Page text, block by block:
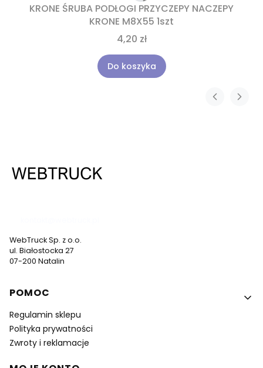
KRONE ŚRUBA PODŁOGI PRZYCZEPY NACZEPY
KRONE M8X55 1szt
4,20 zł
Do koszyka
WebTruck Sp. z o.o.
ul. Białostocka 27
07-200 Natalin
Linki w stopce
POMOC
Regulamin sklepu
Polityka prywatności
Zwroty i reklamacje